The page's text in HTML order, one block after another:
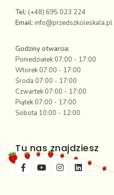
Tel: (+48) 695 023 224
Email: info@przedszkoleskala.pl
Godziny otwarcia:
Poniedziałek 07:00 - 17:00
Wtorek 07:00 - 17:00
Środa 07:00 - 17:00
Czwartek 07:00 - 17:00
Piątek 07:00 - 17:00
Sobota 10:00 - 12:00
Tu nas znajdziesz